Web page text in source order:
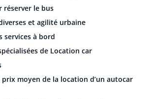
réserver le bus
et agilité urbaine
services à bord
de Location car
prix moyen de la location d’un autocar